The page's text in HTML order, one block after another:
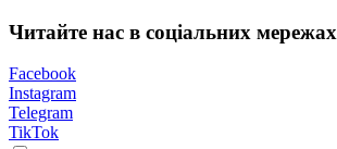
Читайте нас в соціальних мережах
Facebook
Instagram
Telegram
TikTok